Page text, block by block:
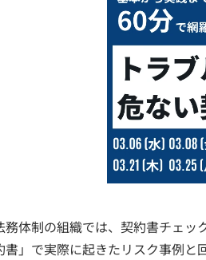
務体制の組織では、契約書チェッ
」で実際に起きたリスク事例と